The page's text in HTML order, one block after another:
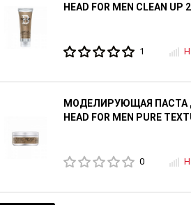
HEAD FOR MEN CLEAN UP
1
МОДЕЛИРУЮЩАЯ ПАСТА
HEAD FOR MEN PURE
0